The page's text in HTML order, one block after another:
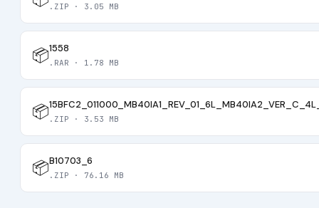
.ZIP · 3.05 MB
📦1558
.RAR · 1.78 MB
📦 .ZIP · 3.53 MB
📦B10703_6
.ZIP · 76.16 MB